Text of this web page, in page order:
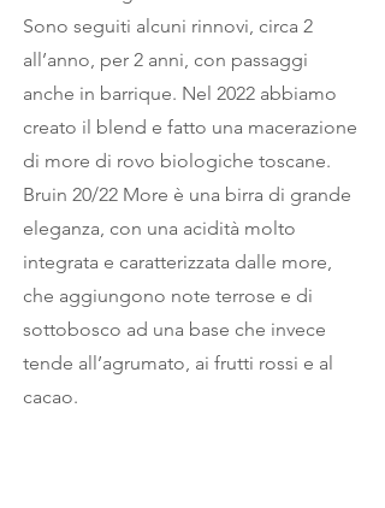
Sono seguiti alcuni rinnovi, circa 2
all’anno, per 2 anni, con passaggi
anche in barrique. Nel 2022 abbiamo
creato il blend e fatto una macerazione
di more di rovo biologiche toscane.
Bruin 20/22 More è una birra di grande
eleganza, con una acidità molto
integrata e caratterizzata dalle more,
che aggiungono note terrose e di
sottobosco ad una base che invece
tende all’agrumato, ai frutti rossi e al
cacao.